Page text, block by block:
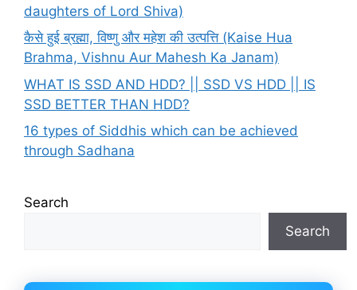
daughters of Lord Shiva)
कैसे हुई ब्रह्मा, विष्णु और महेश की उत्पत्ति (Kaise Hua
Brahma, Vishnu Aur Mahesh Ka Janam)
WHAT IS SSD AND HDD? || SSD VS HDD || IS
SSD BETTER THAN HDD?
16 types of Siddhis which can be achieved
through Sadhana
Search
Search